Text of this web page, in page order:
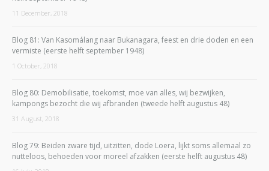
11 December, 2018
Blog 81: Van Kasomálang naar Bukanagara, feest en drie doden en een
vermiste (eerste helft september 1948)
1 October, 2018
Blog 80: Demobilisatie, toekomst, moe van alles, wij bezwijken,
kampongs bezocht die wij afbranden (tweede helft augustus 48)
31 August, 2018
Blog 79: Beiden zware tijd, uitzitten, dode Loera, lijkt soms allemaal zo
nutteloos, behoeden voor moreel afzakken (eerste helft augustus 48)